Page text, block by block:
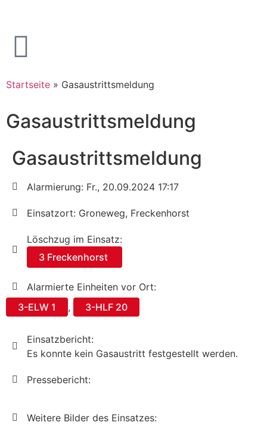
Startseite » Gasaustrittsmeldung
Gasaustrittsmeldung
Gasaustrittsmeldung
Alarmierung: Fr., 20.09.2024 17:17
Einsatzort: Groneweg, Freckenhorst
Löschzug im Einsatz:
3 Freckenhorst
Alarmierte Einheiten vor Ort:
3-ELW 1
, 3-HLF 20
Einsatzbericht:
Es konnte kein Gasaustritt festgestellt werden.
Pressebericht:
Weitere Bilder des Einsatzes: